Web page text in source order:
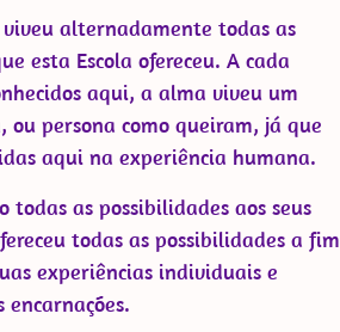
alternadamente todas as
esta Escola ofereceu. A cada
aqui, a alma viveu um
ou persona como queiram, já que
aqui na experiência humana.
todas as possibilidades aos seus
todas as possibilidades a fim
experiências individuais e